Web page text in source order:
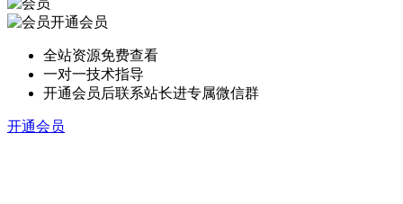
开通会员
全站资源免费查看
一对一技术指导
开通会员后联系站长进专属微信群
开通会员